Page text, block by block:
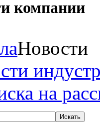
компании
Новости
на